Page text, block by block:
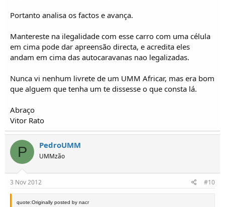
Portanto analisa os factos e avança.
Mantereste na ilegalidade com esse carro com uma célula
em cima pode dar apreensão directa, e acredita eles
andam em cima das autocaravanas nao legalizadas.
Nunca vi nenhum livrete de um UMM Africar, mas era bom
que alguem que tenha um te dissesse o que consta lá.
Abraço
Vitor Rato
P PedroUMM
UMMzão
3 Nov 2012 #10
quote:Originally posted by nacr